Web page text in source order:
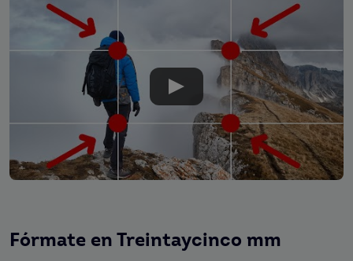
Fórmate en Treintaycinco mm